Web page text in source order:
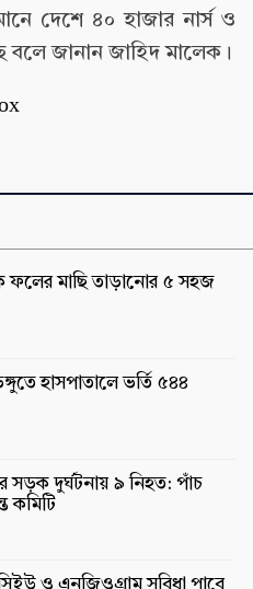
দেশে ৪০ হাজার নার্স ও
বলে জানান জাহিদ মালেক।
ফলের মাছি তাড়ানোর ৫ সহজ
হাসপাতালে ভর্তি ৫৪৪
সড়ক দুর্ঘটনায় ৯ নিহত: পাঁচ
কমিটি
ও এনজিওগ্রাম সুবিধা পাবে